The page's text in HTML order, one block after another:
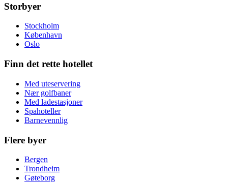
Storbyer
Stockholm
København
Oslo
Finn det rette hotellet
Med uteservering
Nær golfbaner
Med ladestasjoner
Spahoteller
Barnevennlig
Flere byer
Bergen
Trondheim
Gøteborg